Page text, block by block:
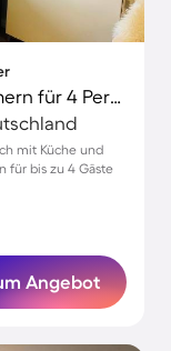
Ferienwohnung mit 2 Schlafzimmern für 4 Personen
mit Küche und
für bis zu 4 Gäste
Angebot